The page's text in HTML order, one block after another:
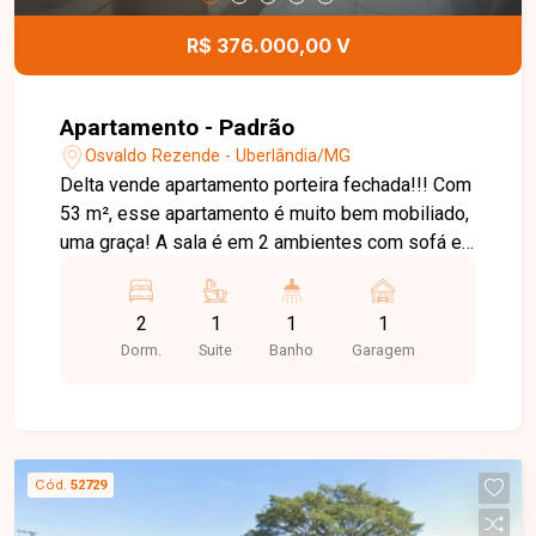
R$ 376.000,00 V
Apartamento - Padrão
Osvaldo Rezende - Uberlândia/MG
Delta vende apartamento porteira fechada!!! Com
53 m², esse apartamento é muito bem mobiliado,
uma graça! A sala é em 2 ambientes com sofá e
temos uma cama de casal e armários, no outro
quarto, armários e cama em marcenaria, banheiro
social com box e armários, cozinha com bancada
elevadores, gás canalizado e outras
comodidades para seu conforto.
2
Dorm.
1
Suite
1
Banho
1
Garagem
Cód. 52729